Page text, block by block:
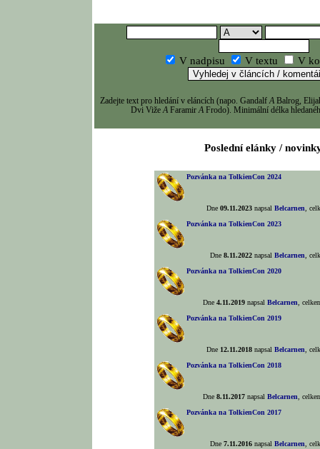
V nadpisu V textu V
Zadejte text pro hledání v eláncích (napo. GandalfA Balrog,
Dvi VižeA FaramirA Frodo). Minimální délka
Poslední elánky /
Pozvánka na TolkienCon 2024
Dne09.11.2023 napsalBelcarnen
,
Pozvánka na TolkienCon 2023
Dne8.11.2022 napsalBelcarnen
,
Pozvánka na TolkienCon 2020
Dne4.11.2019 napsalBelcarnen
,
Pozvánka na TolkienCon 2019
Dne 12.11.2018 napsalBelcarnen
,
Pozvánka na TolkienCon 2018
Dne8.11.2017 napsalBelcarnen
,
Pozvánka na TolkienCon 2017
Dne7.11.2016 napsalBelcarnen
,